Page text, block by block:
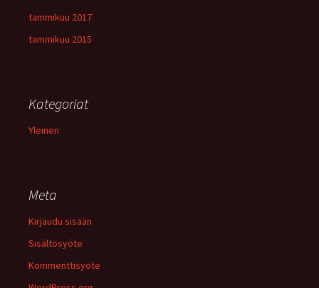
tammikuu 2017
tammikuu 2015
Kategoriat
Yleinen
Meta
Kirjaudu sisään
Sisältösyöte
Kommenttisyöte